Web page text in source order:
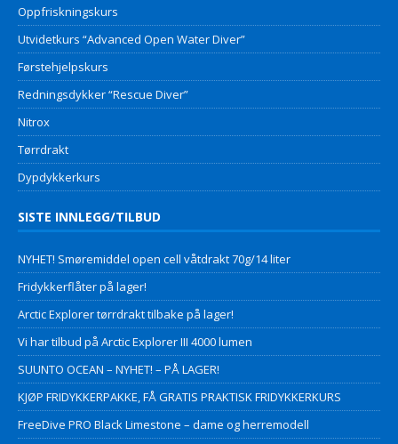
Oppfriskningskurs
Utvidetkurs “Advanced Open Water Diver”
Førstehjelpskurs
Redningsdykker “Rescue Diver”
Nitrox
Tørrdrakt
Dypdykkerkurs
SISTE INNLEGG/TILBUD
NYHET! Smøremiddel open cell våtdrakt 70g/14 liter
Fridykkerflåter på lager!
Arctic Explorer tørrdrakt tilbake på lager!
Vi har tilbud på Arctic Explorer III 4000 lumen
SUUNTO OCEAN – NYHET! – PÅ LAGER!
KJØP FRIDYKKERPAKKE, FÅ GRATIS PRAKTISK FRIDYKKERKURS
FreeDive PRO Black Limestone – dame og herremodell